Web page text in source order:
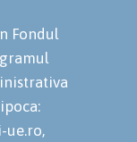
Fondul
ue.ro,